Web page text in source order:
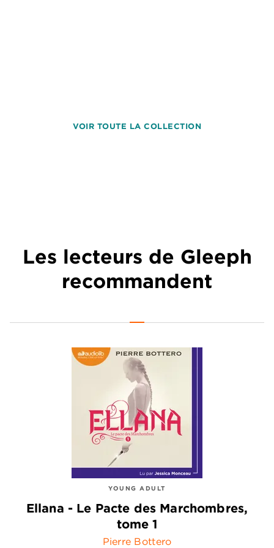
VOIR TOUTE LA COLLECTION
Les lecteurs de Gleeph
recommandent
YOUNG ADULT
Ellana - Le Pacte des Marchombres,
tome 1
Pierre Bottero